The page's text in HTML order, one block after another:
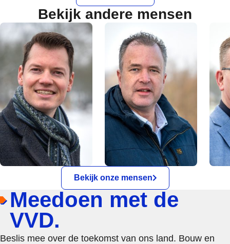
Bekijk andere mensen
Bekijk onze mensen
Meedoen met de
VVD.
Beslis mee over de toekomst van ons land. Bouw en